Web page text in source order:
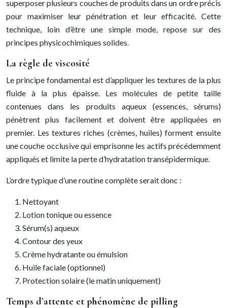
superposer plusieurs couches de produits dans un ordre précis
pour maximiser leur pénétration et leur efficacité. Cette
technique, loin d’être une simple mode, repose sur des
principes physicochimiques solides.
La règle de viscosité
Le principe fondamental est d’appliquer les textures de la plus
fluide à la plus épaisse. Les molécules de petite taille
contenues dans les produits aqueux (essences, sérums)
pénètrent plus facilement et doivent être appliquées en
premier. Les textures riches (crèmes, huiles) forment ensuite
une couche occlusive qui emprisonne les actifs précédemment
appliqués et limite la perte d’hydratation transépidermique.
L’ordre typique d’une routine complète serait donc :
Nettoyant
Lotion tonique ou essence
Sérum(s) aqueux
Contour des yeux
Crème hydratante ou émulsion
Huile faciale (optionnel)
Protection solaire (le matin uniquement)
Temps d’attente et phénomène de pilling